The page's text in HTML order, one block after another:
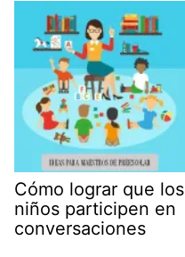
Cómo lograr que los
niños participen en
conversaciones